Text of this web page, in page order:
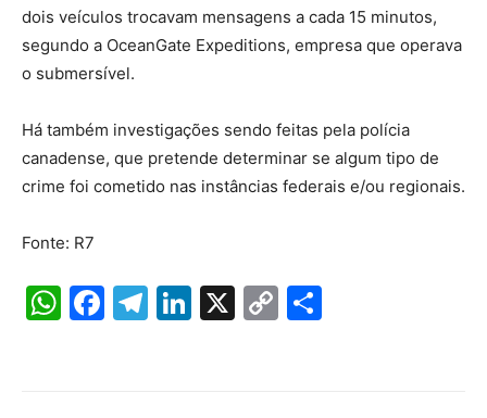
dois veículos trocavam mensagens a cada 15 minutos,
segundo a OceanGate Expeditions, empresa que operava
o submersível.
Há também investigações sendo feitas pela polícia
canadense, que pretende determinar se algum tipo de
crime foi cometido nas instâncias federais e/ou regionais.
Fonte: R7
W F
T
Li X
C